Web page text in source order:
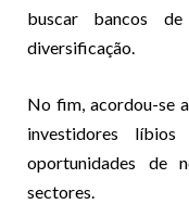
buscar bancos
diversificação.
No fim, acordou-se
investidores
oportunidades de
sectores.